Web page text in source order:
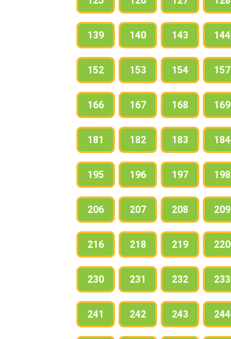
139 140 143 144
152 153 154 157
166 167 168 169
181 182 183 184
195 196 197 198
206 207 208 209
216 218 219 220
230 231 232 233
241 242 243 244